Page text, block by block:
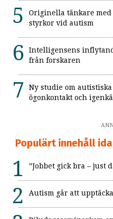
Originella tänkare med
styrkor vid autism
Intelligensens
från forskaren
Ny studie om
ögonkontakt och
Populärt innehåll
”Jobbet gick bra – just
Autism går att